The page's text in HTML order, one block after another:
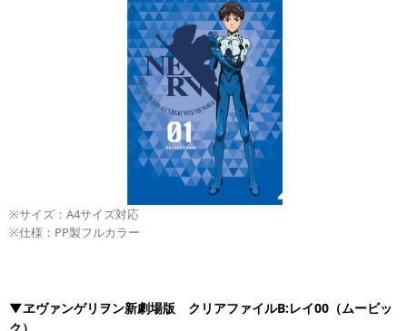
※サイズ：A4サイズ対応
※仕様：PP製フルカラー
▼ヱヴァンゲリヲン新劇場版 クリアファイルB:レイ00（ムービッ